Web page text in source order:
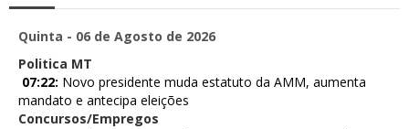
Quinta - 06 de Agosto de 2026
Politica MT
07:22: Novo presidente muda estatuto da AMM, aumenta
mandato e antecipa eleições
Concursos/Empregos